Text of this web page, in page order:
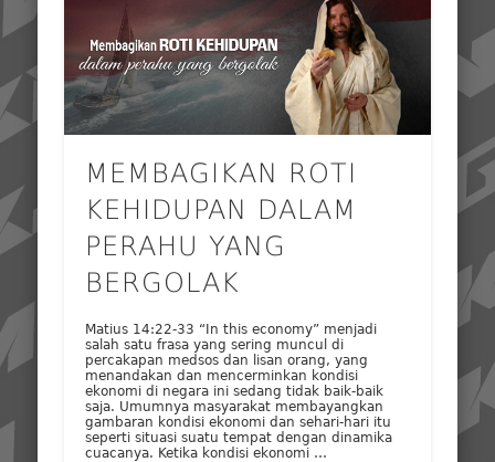
MEMBAGIKAN ROTI
KEHIDUPAN DALAM
PERAHU YANG
BERGOLAK
Matius 14:22-33 “In this economy” menjadi
salah satu frasa yang sering muncul di
percakapan medsos dan lisan orang, yang
menandakan dan mencerminkan kondisi
ekonomi di negara ini sedang tidak baik-baik
saja. Umumnya masyarakat membayangkan
gambaran kondisi ekonomi dan sehari-hari itu
seperti situasi suatu tempat dengan dinamika
cuacanya. Ketika kondisi ekonomi …